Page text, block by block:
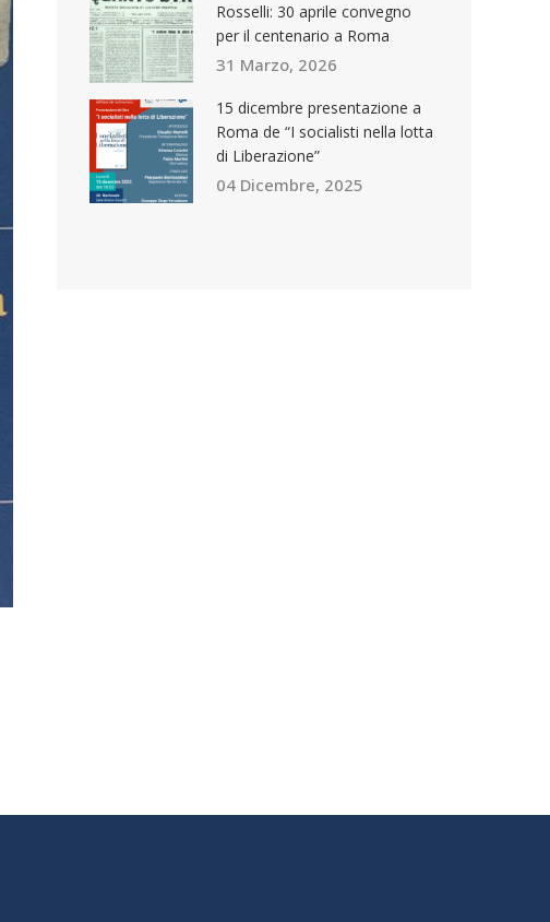
Rosselli: 30 aprile convegno
per il centenario a Roma
31 Marzo, 2026
15 dicembre presentazione a
Roma de “I socialisti nella lotta
di Liberazione”
04 Dicembre, 2025